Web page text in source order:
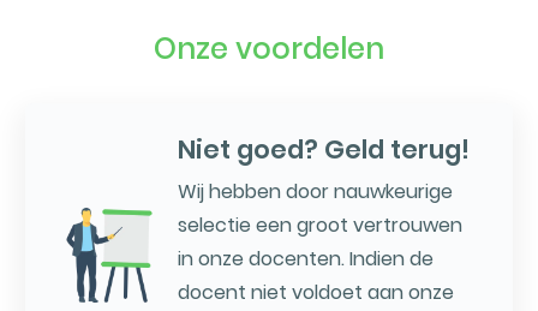
Onze voordelen
Niet goed? Geld terug!
Wij hebben door nauwkeurige
selectie een groot vertrouwen
in onze docenten. Indien de
docent niet voldoet aan onze